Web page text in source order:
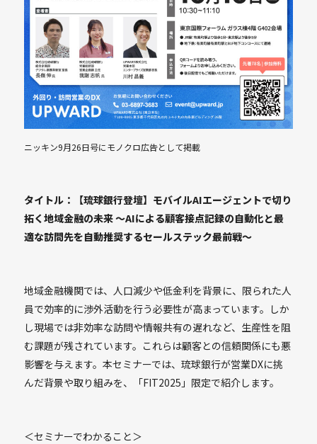
ニッキン9月26日号にモノクロ広告として掲載
タイトル：【琉球銀行登壇】モバイルAIエージェントで切り
拓く地域金融の未来 〜AIによる顧客接点記録の自動化と最
適な訪問先を自動推奨するセールステック最前戦〜
地域金融機関では、人口減少や低金利を背景に、限られた人
員で効率的に渉外活動を行う必要性が高まっています。しか
し現場では非効率な訪問や情報共有の遅れなど、生産性を阻
む課題が残されています。これらは顧客との信頼関係にも悪
影響を与えます。本セミナーでは、琉球銀行が営業DXに挑
んだ背景や取り組みを、「FIT2025」限定で紹介します。
＜セミナーでわかること＞